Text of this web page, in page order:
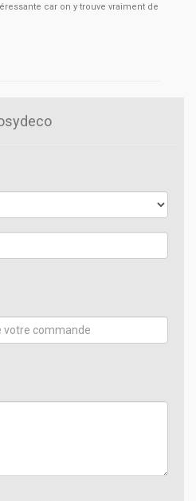
car on y trouve vraiment de